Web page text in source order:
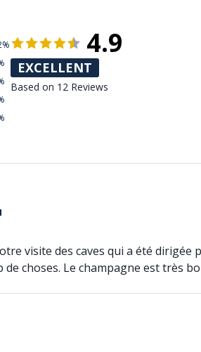
4.9
EXCELLENT
Based on 12 Reviews
visite des caves qui a été dirigée
choses. Le champagne est très